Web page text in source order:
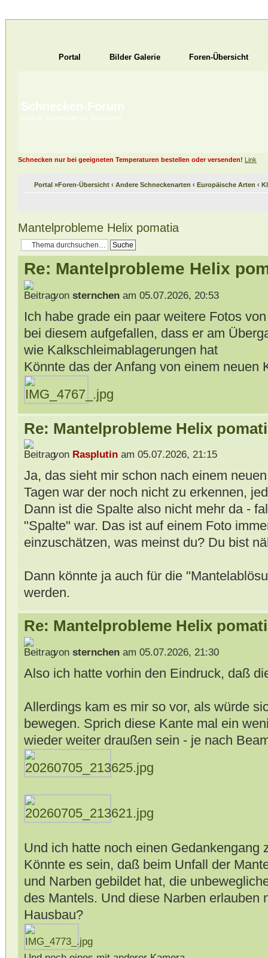
Portal Bilder Galerie Foren-Übersicht
Schnecken-Forum
Habt ihr Schnecken als Haustiere?
Schnecken nur bei geeigneten Temperaturen bestellen oder versenden! Link
Portal»Foren-Übersicht ‹ Andere Schneckenarten ‹ Europäische Arten ‹
Mantelprobleme Helix pomatia
Re: Mantelprobleme Helix
von sternchenam 05.07.2026, 20:53
Ich habe grade ein paar weitere Fotos
bei diesem aufgefallen, dass er am
wie Kalkschleimablagerungen hat
Könnte das der Anfang von einem neuen
Re: Mantelprobleme Helix
von Rasplutinam 05.07.2026, 21:15
Ja, das sieht mir schon nach einem
Tagen war der noch nicht zu erkennen,
Dann ist die Spalte also nicht mehr da -
"Spalte" war. Das ist auf einem Foto
einzuschätzen, was meinst du? Du bist
Dann könnte ja auch für die
werden.
Re: Mantelprobleme Helix
von sternchenam 05.07.2026, 21:30
Also ich hatte vorhin den Eindruck, daß
Allerdings kam es mir so vor, als würde
bewegen. Sprich diese Kante mal ein
wieder weiter draußen sein - je nach
Und ich hatte noch einen Gedankengang
Könnte es sein, daß beim Unfall der
und Narben gebildet hat, die
des Mantels. Und diese Narben erlauben
Hausbau?